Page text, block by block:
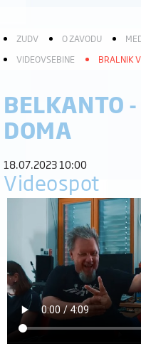
ZUDV O ZAVODU
VIDEOVSEBINE
BRALNIK
BELKANTO
DOMA
18.07.2023 10:00
Videospot